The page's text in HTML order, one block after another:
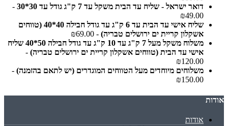
דואר ישראל - שליח עד הבית משקל עד 7 ק"ג גודל עד 30*30
-
₪49.00
שליח אישי עד הבית עד 6 ק"ג עד גודל חבילה 40*40 (טווחים
אשקלון קריית ים ירושלים טבריה) - ₪69.00
משלוח משקל מעל 7 ק"ג עד 10 ק"ג עד גודל חבילה 50*40 שליח
אישי עד הבית (טווחים אשקלון קריית ים ירושלים טבריה) -
₪120.00
משלוחים מיוחדים מעל הטווחים המוגדרים (יש לתאם בהזמנה) -
₪150.00
אודות
אודות